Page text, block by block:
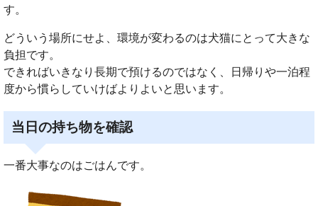
す。
どういう場所にせよ、環境が変わるのは犬猫にとって大きな
負担です。
できればいきなり長期で預けるのではなく、日帰りや一泊程
度から慣らしていけばよりよいと思います。
当日の持ち物を確認
一番大事なのはごはんです。